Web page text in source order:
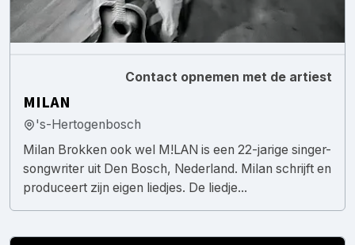
Contact opnemen met de artiest
MILAN
's-Hertogenbosch
Milan Brokken ook wel M!LAN is een 22-jarige singer-
songwriter uit Den Bosch, Nederland. Milan schrijft en
produceert zijn eigen liedjes. De liedje...